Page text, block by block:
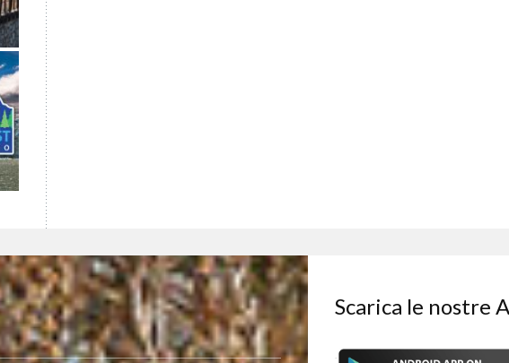
Scarica le nostre